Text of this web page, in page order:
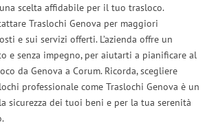
scelta affidabile per il tuo trasloco.
Traslochi Genova per maggiori
e sui servizi offerti. L’azienda offre un
e senza impegno, per aiutarti a pianificare al
da Genova a Corum. Ricorda, scegliere
professionale come Traslochi Genova è un
sicurezza dei tuoi beni e per la tua serenità